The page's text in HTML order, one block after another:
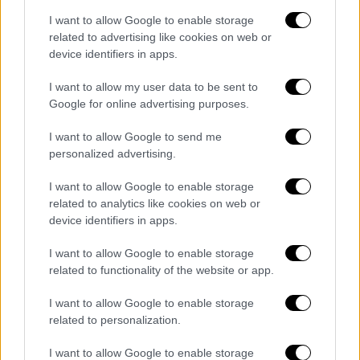
I want to allow Google to enable storage
related to advertising like cookies on web or
device identifiers in apps.
I want to allow my user data to be sent to
Google for online advertising purposes.
I want to allow Google to send me
personalized advertising.
I want to allow Google to enable storage
related to analytics like cookies on web or
device identifiers in apps.
I want to allow Google to enable storage
related to functionality of the website or app.
I want to allow Google to enable storage
related to personalization.
I want to allow Google to enable storage
απάντησή μου. Δεν κάναμε απλώς μια
επίδειξη, αλλάδημιουργήσαμε μια
επιχείρηση: εμπορευματικές μεταφορές σε
δημόσιους δρόμους, χωρίς άνθρωπο στην
καμπίνα ή απομακρυσμένη οδήγηση, και - το
χιλιόμετρο».
σήμεραστόλο 12 φορτηγώνκαι εξυπηρετεί
περισσότερους από 25 πελάτες,
Service». Σύμφωνα με τα στοιχεία της
εταιρείας, το κόστος λειτουργίας ενός
φορτηγού χωρίς οδηγό ανέρχεται σε
περίπου 1,89 δολάρια ανά μίλι -